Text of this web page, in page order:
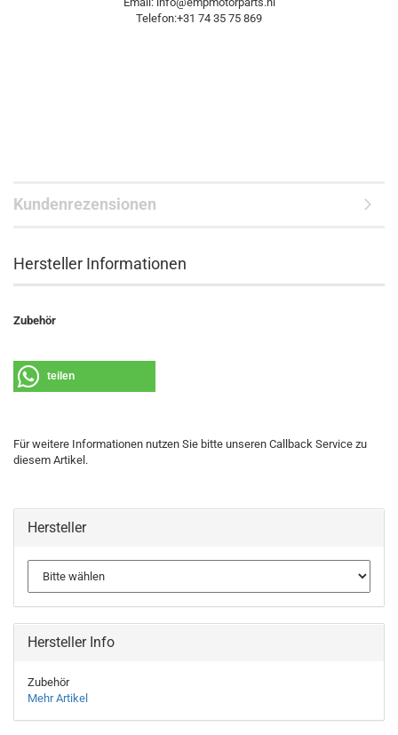
Telefon:+31 74 35 75 869
Kundenrezensionen
Hersteller Informationen
Zubehör
teilen
Für weitere Informationen nutzen Sie bitte unseren Callback Service zu
diesem Artikel.
Hersteller
Hersteller Info
Zubehör
Mehr Artikel